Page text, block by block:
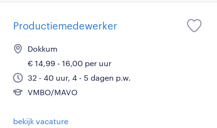
Productiemedewerker
Dokkum
€ 14,99 - 16,00 per uur
32 - 40 uur, 4 - 5 dagen p.w.
VMBO/MAVO
bekijk vacature